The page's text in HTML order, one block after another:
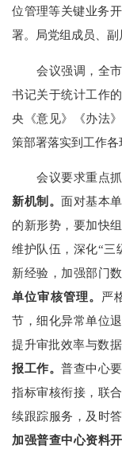
位管理等关键业务
署。 局党组成员、
会议强调，全
书记关于统计工作
央《意见》《办法
策部署落实到工作各
会议要求重点
新机制。面对基本
的新形势 ， 要加快
维护队伍， 深化“三
新经验， 加强部门
单位审核管理。 严
节 ，细化异常单位
提升审批效率与数
报工作。普查中心
指标审核衔接，联
续跟踪服务，及时
加强普查中心资料开